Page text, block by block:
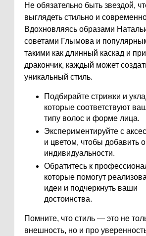
Не обязательно быть звездой,
выглядеть стильно и
Вдохновляясь образами
советами Глымова и
такими как длинный каскад и
дракончик, каждый может
уникальный стиль.
Подбирайте стрижки и
которые соответствуют
типу волос и форме лица.
Экспериментируйте с
и цветом, чтобы добавить
индивидуальности.
Обратитесь к
которые помогут
идеи и подчеркнуть ваши
достоинства.
Помните, что стиль — это не
внешность, но и про